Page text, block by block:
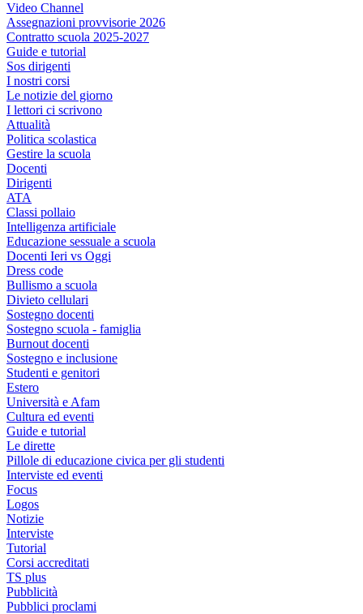
Video Channel
Assegnazioni provvisorie 2026
Contratto scuola 2025-2027
Guide e tutorial
Sos dirigenti
I nostri corsi
Le notizie del giorno
I lettori ci scrivono
Attualità
Politica scolastica
Gestire la scuola
Docenti
Dirigenti
ATA
Classi pollaio
Intelligenza artificiale
Educazione sessuale a scuola
Docenti Ieri vs Oggi
Dress code
Bullismo a scuola
Divieto cellulari
Sostegno docenti
Sostegno scuola - famiglia
Burnout docenti
Sostegno e inclusione
Studenti e genitori
Estero
Università e Afam
Cultura ed eventi
Guide e tutorial
Le dirette
Pillole di educazione civica per gli studenti
Interviste ed eventi
Focus
Logos
Notizie
Interviste
Tutorial
Corsi accreditati
TS plus
Pubblicità
Pubblici proclami